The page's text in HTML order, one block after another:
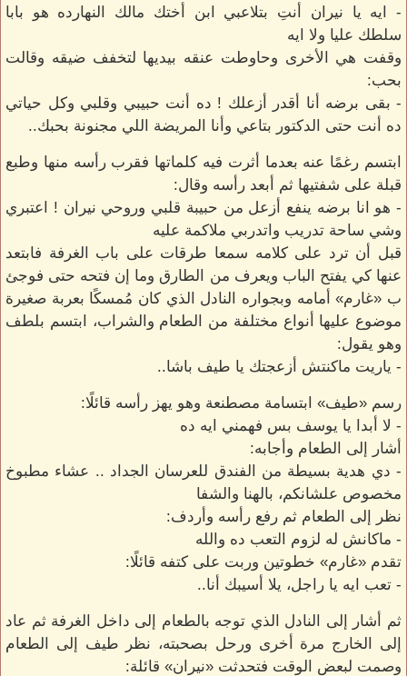
- ايه يا نيران أنتِ بتلاعبي ابن أختك مالك النهارده هو بابا
سلطك عليا ولا ايه
وقفت هي الأخرى وحاوطت عنقه بيديها لتخفف ضيقه وقالت
بحب:
- بقى برضه أنا أقدر أزعلك ! ده أنت حبيبي وقلبي وكل حياتي
ده أنت حتى الدكتور بتاعي وأنا المريضة اللي مجنونة بحبك..
ابتسم رغمًا عنه بعدما أثرت فيه كلماتها فقرب رأسه منها وطبع
قبلة على شفتيها ثم أبعد رأسه وقال:
- هو انا برضه ينفع أزعل من حبيبة قلبي وروحي نيران ! اعتبري
وشي ساحة تدريب واتدربي ملاكمة عليه
قبل أن ترد على كلامه سمعا طرقات على باب الغرفة فابتعد
عنها كي يفتح الباب ويعرف من الطارق وما إن فتحه حتى فوجئ
ب «غارم» أمامه وبجواره النادل الذي كان مُمسكًا بعربة صغيرة
موضوع عليها أنواع مختلفة من الطعام والشراب، ابتسم بلطف
وهو يقول:
- ياريت ماكنتش أزعجتك يا طيف باشا..
رسم «طيف» ابتسامة مصطنعة وهو يهز رأسه قائلًا:
- لا أبدا يا يوسف بس فهمني ايه ده
أشار إلى الطعام وأجابه:
- دي هدية بسيطة من الفندق للعرسان الجداد .. عشاء مطبوخ
مخصوص علشانكم، بالهنا والشفا
نظر إلى الطعام ثم رفع رأسه وأردف:
- ماكانش له لزوم التعب ده والله
تقدم «غارم» خطوتين وربت على كتفه قائلًا:
- تعب ايه يا راجل، يلا أسيبك أنا..
ثم أشار إلى النادل الذي توجه بالطعام إلى داخل الغرفة ثم عاد
إلى الخارج مرة أخرى ورحل بصحبته، نظر طيف إلى الطعام
وصمت لبعض الوقت فتحدثت «نيران» قائلة: